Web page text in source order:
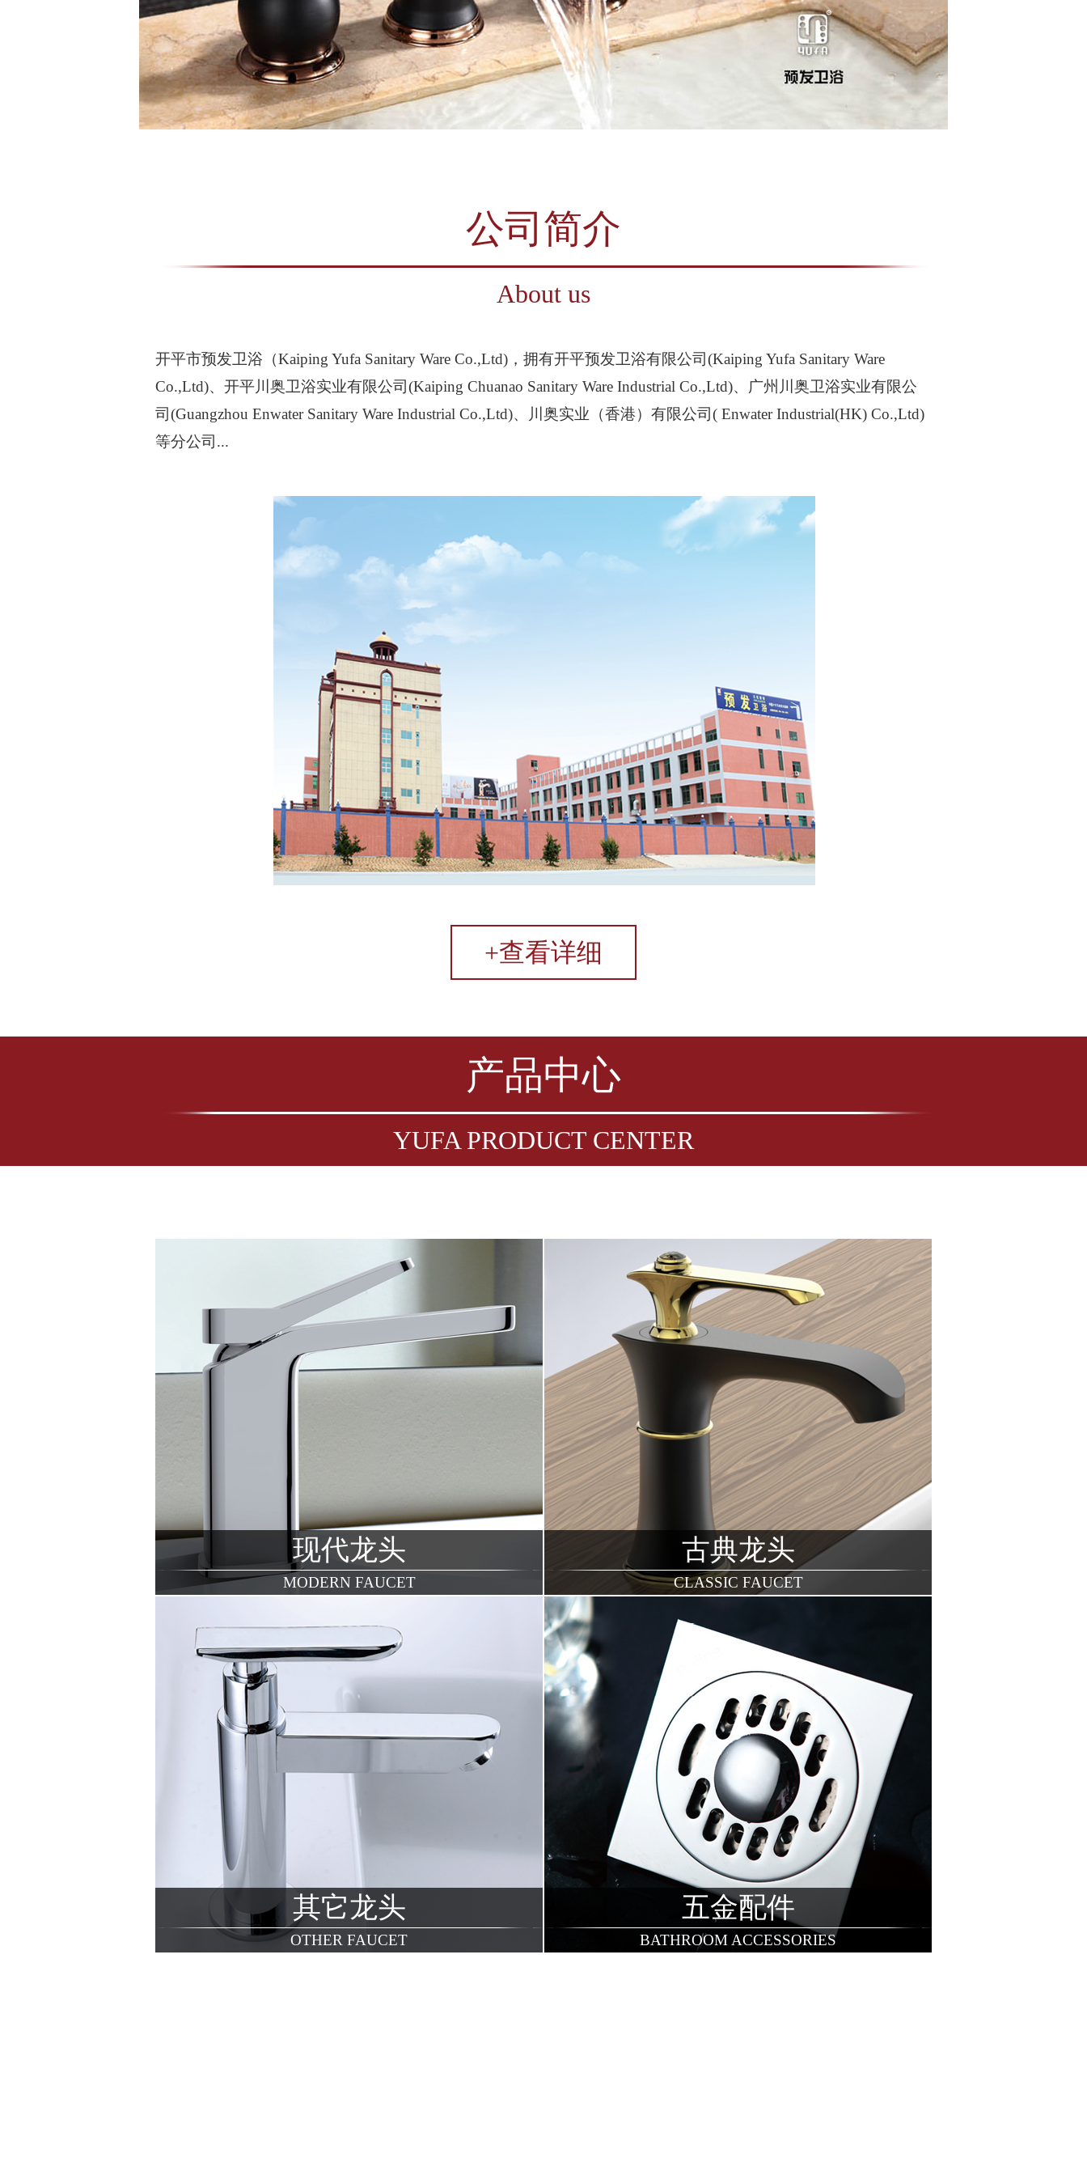
公司简介
About us
开平市预发卫浴（Kaiping Yufa Sanitary Ware Co.,Ltd)，拥有开平预发卫浴有限公司(Kaiping Yufa Sanitary Ware
Co.,Ltd)、开平川奥卫浴实业有限公司(Kaiping Chuanao Sanitary Ware Industrial Co.,Ltd)、广州川奥卫浴实业有限公
司(Guangzhou Enwater Sanitary Ware Industrial Co.,Ltd)、川奥实业（香港）有限公司( Enwater Industrial(HK) Co.,Ltd)
等分公司...
+查看详细
产品中心
YUFA PRODUCT CENTER
现代龙头
MODERN FAUCET
古典龙头
CLASSIC FAUCET
其它龙头
OTHER FAUCET
五金配件
BATHROOM ACCESSORIES